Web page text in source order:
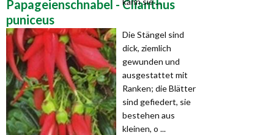
Papageienschnabel - Clianthus
puniceus
Die Stängel sind
dick, ziemlich
gewunden und
ausgestattet mit
Ranken; die Blätter
sind gefiedert, sie
bestehen aus
kleinen, o ...